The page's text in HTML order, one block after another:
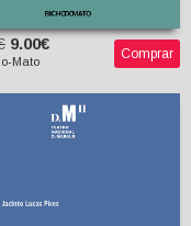
9.00€
Mato Comprar